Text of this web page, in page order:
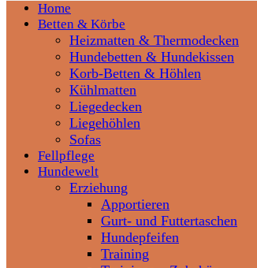
Home
Betten & Körbe
Heizmatten & Thermodecken
Hundebetten & Hundekissen
Korb-Betten & Höhlen
Kühlmatten
Liegedecken
Liegehöhlen
Sofas
Fellpflege
Hundewelt
Erziehung
Apportieren
Gurt- und Futtertaschen
Hundepfeifen
Training